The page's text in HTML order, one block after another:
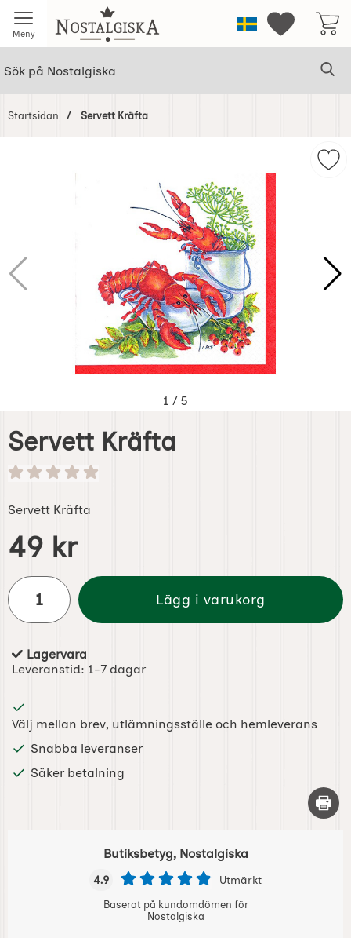
Meny Startsidan för NostalgiskaSverigeMina
Startsidan Servett Kräfta
1 / 5
Servett Kräfta
Servett Kräfta
Handla denna produkt Servett Kräfta
pris
49 kr
antal
Lägg i varukorg
Tillgänglighet:
Lagervara
Leveranstid: 1-7 dagar
Välj mellan brev, utlämningsställe och hemleverans
Snabba leveranser
Säker betalning
Skriv
Butiksbetyg, Nostalgiska
4.9 Utmärkt
Baserat på kundomdömen för
Nostalgiska